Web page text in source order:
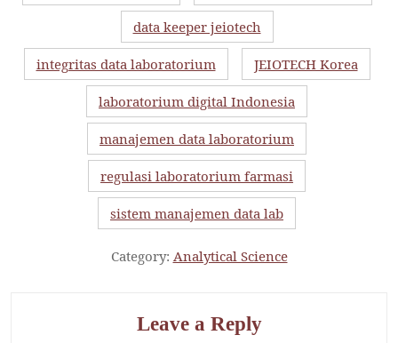
data keeper jeiotech
integritas data laboratorium JEIOTECH Korea
laboratorium digital Indonesia
manajemen data laboratorium
regulasi laboratorium farmasi
sistem manajemen data lab
Category: Analytical Science
Leave a Reply